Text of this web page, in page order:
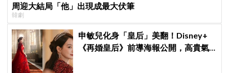
周迎大結局「他」出現成最大伏筆
韓劇
申敏兒化身「皇后」美翻！Disney+
《再婚皇后》前導海報公開，高貴氣